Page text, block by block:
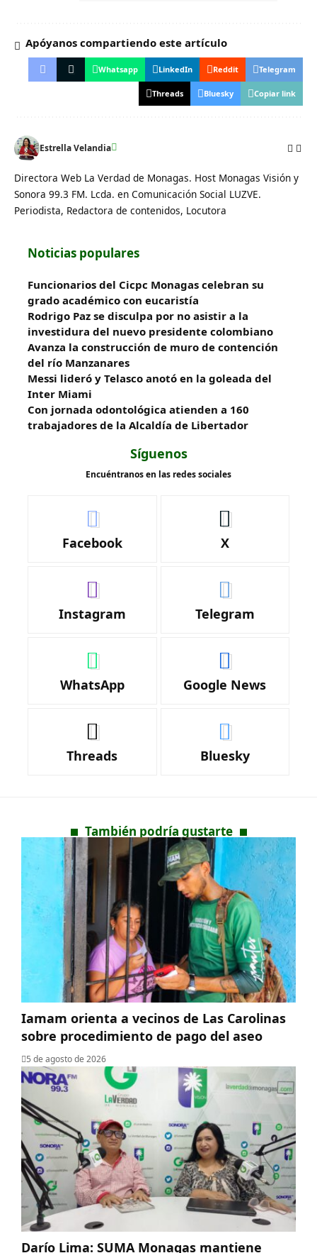
Apóyanos compartiendo este artículo
Whatsapp LinkedIn Reddit Telegram
Threads Bluesky Copiar link
Estrella Velandia
Directora Web La Verdad de Monagas. Host Monagas Visión y
Sonora 99.3 FM. Lcda. en Comunicación Social LUZVE.
Periodista, Redactora de contenidos, Locutora
Noticias populares
Funcionarios del Cicpc Monagas celebran su
grado académico con eucaristía
Rodrigo Paz se disculpa por no asistir a la
investidura del nuevo presidente colombiano
Avanza la construcción de muro de contención
del río Manzanares
Messi lideró y Telasco anotó en la goleada del
Inter Miami
Con jornada odontológica atienden a 160
trabajadores de la Alcaldía de Libertador
Síguenos
Encuéntranos en las redes sociales
Facebook X
Instagram Telegram
WhatsApp Google News
Threads Bluesky
También podría gustarte
Iamam orienta a vecinos de Las Carolinas
sobre procedimiento de pago del aseo
5 de agosto de 2026
Darío Lima: SUMA Monagas mantiene